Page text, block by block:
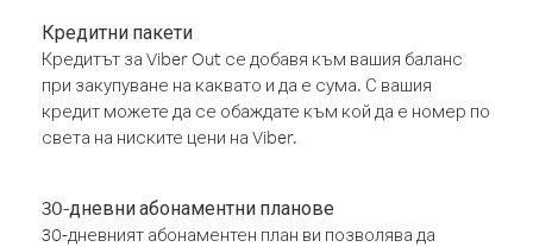
Кредитни пакети
Кредитът за Viber Out се добавя към вашия баланс
при закупуване на каквато и да е сума. С вашия
кредит можете да се обаждате към кой да е номер по
света на ниските цени на Viber.
30-дневни абонаментни планове
30-дневният абонаментен план ви позволява да